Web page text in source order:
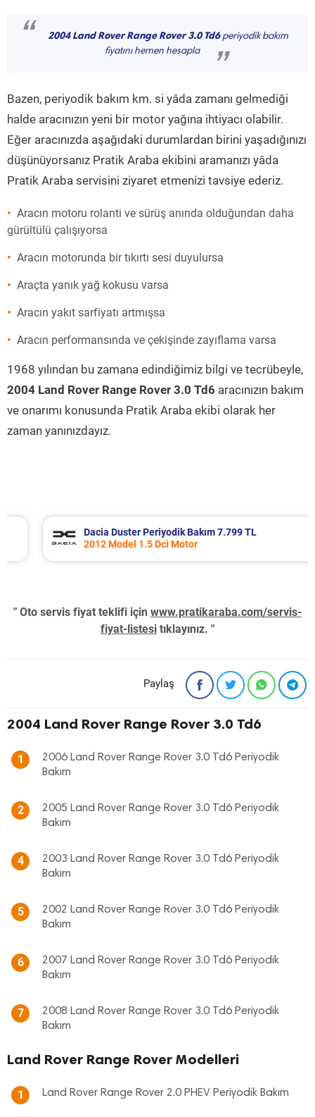
“ 2004 Land Rover Range Rover 3.0 Td6periyodik bakım
fiyatını hemen hesapla
”
Bazen, periyodik bakım km. si yâda zamanı gelmediği
halde aracınızın yeni bir motor yağına ihtiyacı olabilir.
Eğer aracınızda aşağıdaki durumlardan birini yaşadığınızı
düşünüyorsanız Pratik Araba ekibini aramanızı yâda
Pratik Araba servisini ziyaret etmenizi tavsiye ederiz.
Aracın motoru rolanti ve sürüş anında olduğundan daha
gürültülü çalışıyorsa
Aracın motorunda bir tıkırtı sesi duyulursa
Araçta yanık yağ kokusu varsa
Aracın yakıt sarfiyatı artmışsa
Aracın performansında ve çekişinde zayıflama varsa
1968 yılından bu zamana edindiğimiz bilgi ve tecrübeyle,
2004 Land Rover Range Rover 3.0 Td6 aracınızın bakım
ve onarımı konusunda Pratik Araba ekibi olarak her
zaman yanınızdayız.
Dacia Duster Periyodik Bakım 7.799 TL
2012 Model 1.5 Dci Motor
" Oto servis fiyat teklifi için www.pratikaraba.com/servis-
fiyat-listesi tıklayınız. "
Paylaş
2004 Land Rover Range Rover 3.0 Td6
1
2006 Land Rover Range Rover 3.0 Td6 Periyodik
Bakım
2
2005 Land Rover Range Rover 3.0 Td6 Periyodik
Bakım
4
2003 Land Rover Range Rover 3.0 Td6 Periyodik
Bakım
5
2002 Land Rover Range Rover 3.0 Td6 Periyodik
Bakım
6
2007 Land Rover Range Rover 3.0 Td6 Periyodik
Bakım
7
2008 Land Rover Range Rover 3.0 Td6 Periyodik
Bakım
Land Rover Range Rover Modelleri
1 Land Rover Range Rover 2.0 PHEV Periyodik Bakım